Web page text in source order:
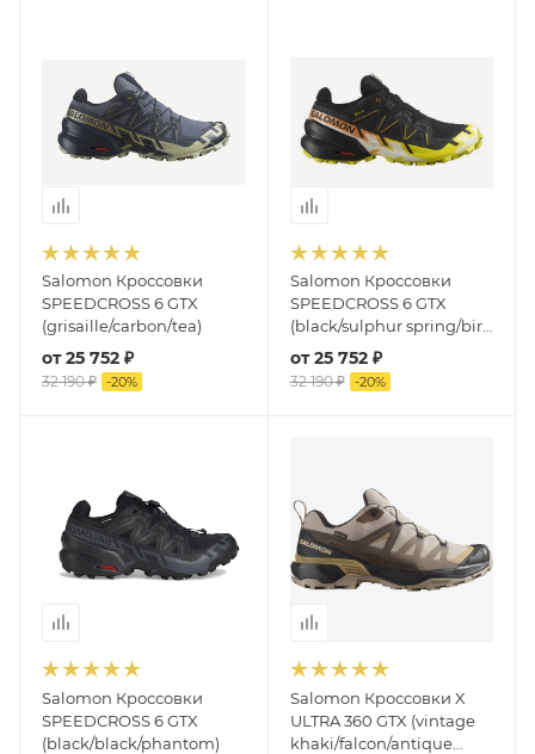
Salomon Кроссовки
SPEEDCROSS 6 GTX
(grisaille/carbon/tea)
от25 752 ₽
32 190 ₽ -20%
Salomon Кроссовки
SPEEDCROSS 6 GTX
(black/sulphur spring/bird
of paradise)
от25 752 ₽
32 190 ₽ -20%
Salomon Кроссовки
SPEEDCROSS 6 GTX
(black/black/phantom)
Salomon Кроссовки X
ULTRA 360 GTX (vintage
khaki/falcon/antique